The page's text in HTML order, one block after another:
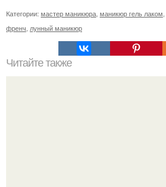
Категории: мастер маникюра маникюр гель лаком
френч лунный маникюр
Читайте также